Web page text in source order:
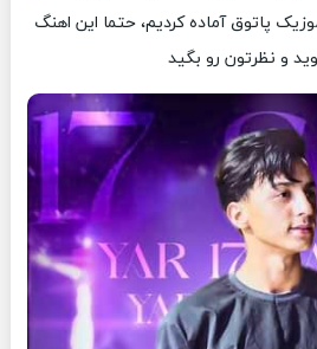
پاتوق آماده کردیم، حتما این اهنگ
و نظرتون رو بگید